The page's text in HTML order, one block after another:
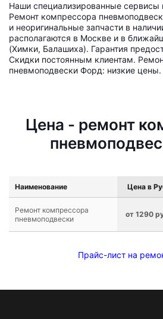
Наши специализированные сервисы
Ремонт компрессора
и неоригинальные запчасти в
располагаются в Москве и в
(Химки, Балашиха). Гарантия
Скидки постоянным клиентам.
пневмоподвески Форд: низкие цены.
Цена - ремонт
Наименование Цена в
Ремонт компрессора
пневмоподвески
от 1290
Прайс-лист на